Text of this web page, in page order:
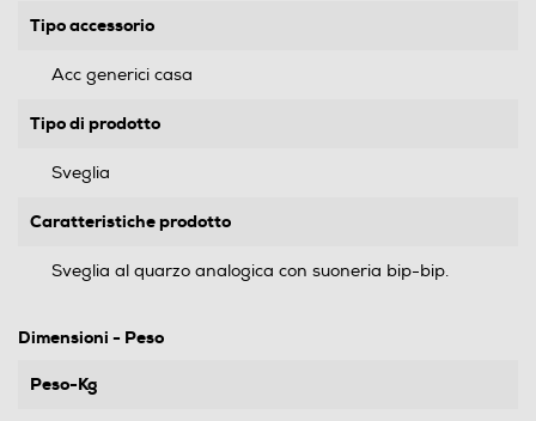
Tipo accessorio
Acc generici casa
Tipo di prodotto
Sveglia
Caratteristiche prodotto
Sveglia al quarzo analogica con suoneria bip-bip.
Dimensioni - Peso
Peso-Kg